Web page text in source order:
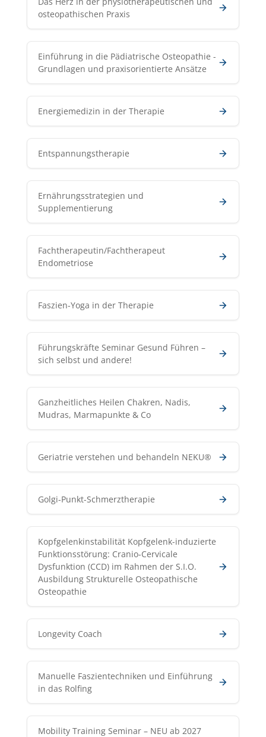
osteopathischen Praxis
Einführung in die Pädiatrische Osteopathie -
Grundlagen und praxisorientierte Ansätze
Energiemedizin in der Therapie
Entspannungstherapie
Ernährungsstrategien und
Supplementierung
Fachtherapeutin/Fachtherapeut
Endometriose
Faszien-Yoga in der Therapie
Führungskräfte Seminar Gesund Führen –
sich selbst und andere!
Ganzheitliches Heilen Chakren, Nadis,
Mudras, Marmapunkte & Co
Geriatrie verstehen und behandeln NEKU®
Golgi-Punkt-Schmerztherapie
Kopfgelenkinstabilität Kopfgelenk-induzierte
Funktionsstörung: Cranio-Cervicale
Dysfunktion (CCD) im Rahmen der S.I.O.
Ausbildung Strukturelle Osteopathische
Osteopathie
Longevity Coach
Manuelle Faszientechniken und Einführung
in das Rolfing
Mobility Training Seminar – NEU ab 2027